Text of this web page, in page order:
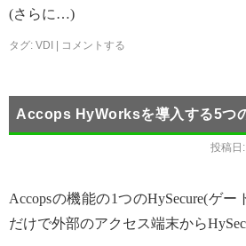
(さらに…)
タグ: VDI コメントする
Accops HyWorksを導入する5つ
投稿日:
Accopsの機能の1つのHySecure(ゲ
だけで外部のアクセス端末から